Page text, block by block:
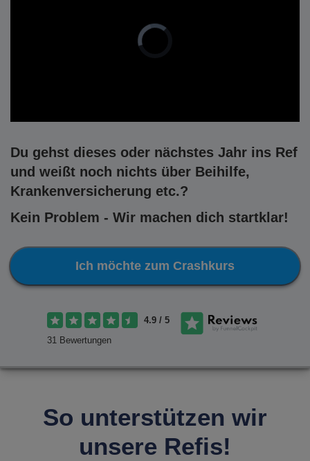
Du gehst dieses oder nächstes Jahr ins Ref
und weißt noch nichts über Beihilfe,
Krankenversicherung etc.?
Kein Problem - Wir machen dich startklar!
Ich möchte zum Crashkurs
4.9 / 5
31 Bewertungen
So unterstützen wir
unsere Refis!